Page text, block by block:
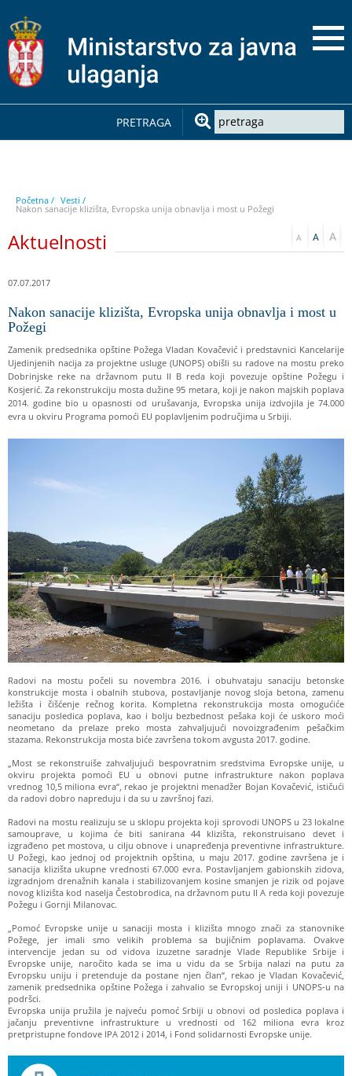
PRETRAGA
Početna / Vesti /
Nakon sanacije klizišta, Evropska unija obnavlja i most u Požegi
Aktuelnosti
07.07.2017
Nakon sanacije klizišta, Evropska unija obnavlja i most u
Požegi
Zamenik predsednika opštine Požega Vladan Kovačević i predstavnici Kancelarije
Ujedinjenih nacija za projektne usluge (UNOPS) obišli su radove na mostu preko
Dobrinjske reke na državnom putu II B reda koji povezuje opštine Požegu i
Kosjerić. Za rekonstrukciju mosta dužine 95 metara, koji je nakon majskih poplava
2014. godine bio u opasnosti od urušavanja, Evropska unija izdvojila je 74.000
evra u okviru Programa pomoći EU poplavljenim područjima u Srbiji.
Radovi na mostu počeli su novembra 2016. i obuhvataju sanaciju betonske
konstrukcije mosta i obalnih stubova, postavljanje novog sloja betona, zamenu
ležišta i čišćenje rečnog korita. Kompletna rekonstrukcija mosta omogućiće
sanaciju posledica poplava, kao i bolju bezbednost pešaka koji će uskoro moći
neometano da prelaze preko mosta zahvaljujući novoizgrađenim pešačkim
stazama. Rekonstrukcija mosta biće završena tokom avgusta 2017. godine.
„Most se rekonstruiše zahvaljujući bespovratnim sredstvima Evropske unije, u
okviru projekta pomoći EU u obnovi putne infrastrukture nakon poplava
vrednog 10,5 miliona evra“, rekao je projektni menadžer Bojan Kovačević, ističući
da radovi dobro napreduju i da su u završnoj fazi.
Radovi na mostu realizuju se u sklopu projekta koji sprovodi UNOPS u 23 lokalne
samouprave, u kojima će biti sanirana 44 klizišta, rekonstruisano devet i
izgrađeno pet mostova, u cilju obnove i unapređenja preventivne infrastrukture.
U Požegi, kao jednoj od projektnih opština, u maju 2017. godine završena je i
sanacija klizišta ukupne vrednosti 67.000 evra. Postavljanjem gabionskih zidova,
izgradnjom drenažnih kanala i stabilizovanjem kosine smanjen je rizik od pojave
novog klizišta kod naselja Čestobrodica, na državnom putu II A reda koji povezuje
Požegu i Gornji Milanovac.
„Pomoć Evropske unije u sanaciji mosta i klizišta mnogo znači za stanovnike
Požege, jer imali smo velikih problema sa bujičnim poplavama. Ovakve
intervencije jedan su od vidova izuzetne saradnje Vlade Republike Srbije i
Evropske unije, naročito kada se ima u vidu da se Srbija nalazi na putu za
Evropsku uniju i pretenduje da postane njen član“, rekao je Vladan Kovačević,
zamenik predsednika opštine Požega i zahvalio se Evropskoj uniji i UNOPS-u na
podršci.
Evropska unija pružila je najveću pomoć Srbiji u obnovi od posledica poplava i
jačanju preventivne infrastrukture u vrednosti od 162 miliona evra kroz
pretpristupne fondove IPA 2012 i 2014, i Fond solidarnosti Evropske unije.